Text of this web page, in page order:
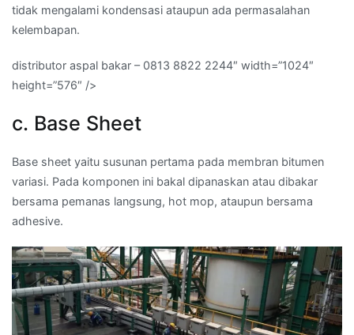
tidak mengalami kondensasi ataupun ada permasalahan
kelembapan.
distributor aspal bakar – 0813 8822 2244″ width=”1024″
height=”576″ />
c. Base Sheet
Base sheet yaitu susunan pertama pada membran bitumen
variasi. Pada komponen ini bakal dipanaskan atau dibakar
bersama pemanas langsung, hot mop, ataupun bersama
adhesive.